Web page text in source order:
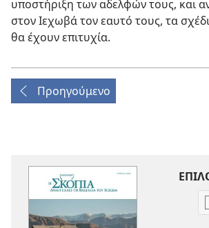
υποστήριξη των αδελφών τους, και
στον Ιεχωβά τον εαυτό τους, τα
θα έχουν επιτυχία.
Προηγούμενο